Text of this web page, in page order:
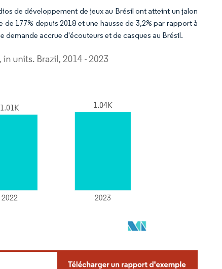
de développement de jeux au Brésil ont atteint un jalon
177% depuis 2018 et une hausse de 3,2% par rapport à
demande accrue d'écouteurs et de casques au Brésil.